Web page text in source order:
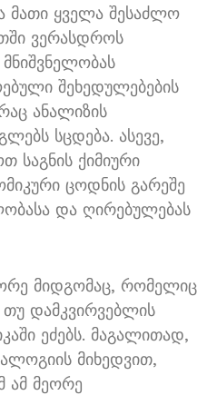
მათი ყველა შესაძლო
ვერასდროს
შეხედულებების
ანალიზის
სცდება. ასევე,
საგნის ქიმიური
ცოდნის გარეშე
და ღირებულებას
მიდგომაც, რომელიც
თუ დამკვირვებლის
ეძებს. მაგალითად,
მიხედვით,
ამ მეორე